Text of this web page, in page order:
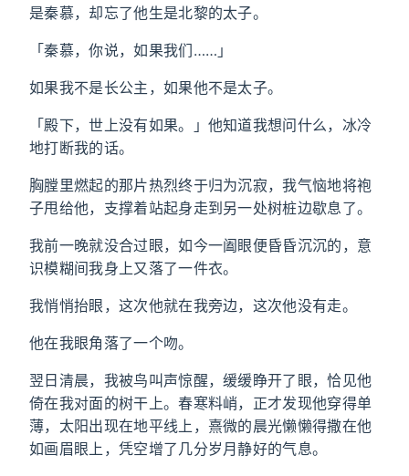
是秦慕，却忘了他生是北黎的太子。
「秦慕，你说，如果我们……」
如果我不是长公主，如果他不是太子。
「殿下，世上没有如果。」他知道我想问什么，冰冷
地打断我的话。
胸膛里燃起的那片热烈终于归为沉寂，我气恼地将袍
子甩给他，支撑着站起身走到另一处树桩边歇息了。
我前一晚就没合过眼，如今一阖眼便昏昏沉沉的，意
识模糊间我身上又落了一件衣。
我悄悄抬眼，这次他就在我旁边，这次他没有走。
他在我眼角落了一个吻。
翌日清晨，我被鸟叫声惊醒，缓缓睁开了眼，恰见他
倚在我对面的树干上。春寒料峭，正才发现他穿得单
薄，太阳出现在地平线上，熹微的晨光懒懒得撒在他
如画眉眼上，凭空增了几分岁月静好的气息。